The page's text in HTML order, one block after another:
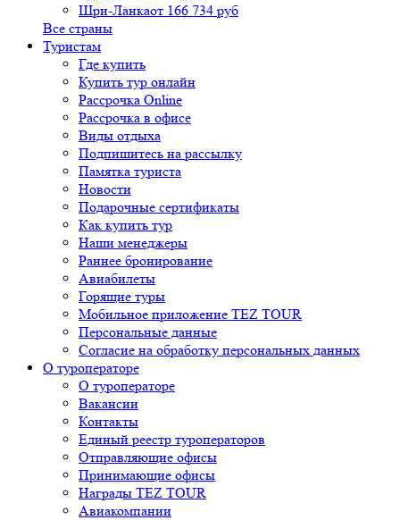
Шри-Ланкаот 166 734 руб
Все страны
Туристам
Где купить
Купить тур онлайн
Рассрочка Online
Рассрочка в офисе
Виды отдыха
Подпишитесь на рассылку
Памятка туриста
Новости
Подарочные сертификаты
Как купить тур
Наши менеджеры
Раннее бронирование
Авиабилеты
Горящие туры
Мобильное приложение TEZ TOUR
Персональные данные
Согласие на обработку персональных данных
О туроператоре
О туроператоре
Вакансии
Контакты
Единый реестр туроператоров
Отправляющие офисы
Принимающие офисы
Награды TEZ TOUR
Авиакомпании